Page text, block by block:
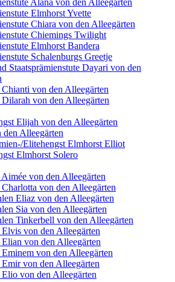
Elmhorst Yvette
Chiara von den Alleegärten
Chiemings Twilight
Elmhorst Bandera
Schalenburgs Greetje
Staatsprämienstute Dayari von den
von den Alleegärten
von den Alleegärten
Elijah von den Alleegärten
den Alleegärten
Elitehengst Elmhorst Elliot
Elmhorst Solero
von den Alleegärten
von den Alleegärten
Eliaz von den Alleegärten
Sia von den Alleegärten
Tinkerbell von den Alleegärten
von den Alleegärten
von den Alleegärten
von den Alleegärten
von den Alleegärten
von den Alleegärten